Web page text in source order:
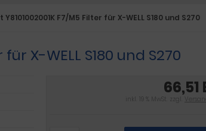
Y8101002001K F7/M5 Filter für X-WELL S180 und S270
für X-WELL S180 und S270
66,51
inkl. 19 % MwSt. zzgl.